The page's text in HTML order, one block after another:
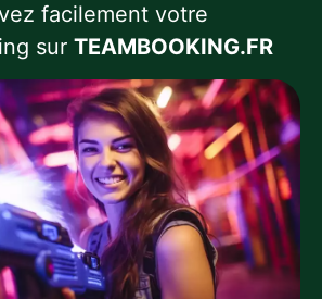
facilement votre
sur TEAMBOOKING.FR